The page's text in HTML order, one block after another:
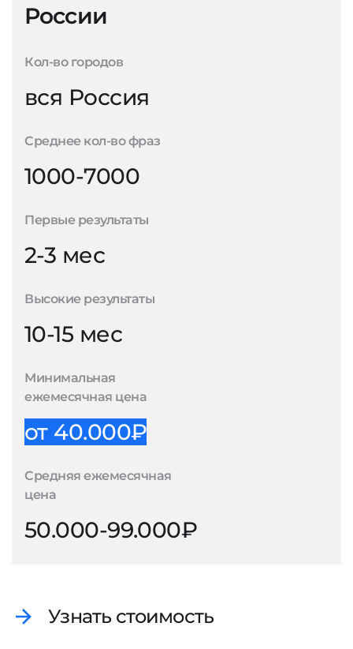
России
Кол-во городов
вся Россия
Среднее кол-во фраз
1000-7000
Первые результаты
2-3 мес
Высокие результаты
10-15 мес
Минимальная
ежемесячная цена
от 40.000₽
Средняя ежемесячная
цена
50.000-99.000₽
Узнать стоимость